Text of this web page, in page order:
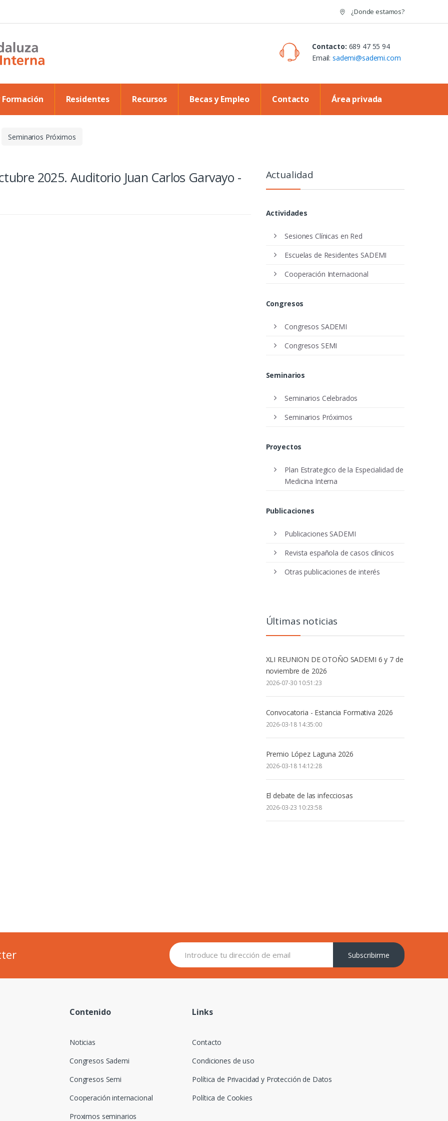
¿Donde estamos?
Contacto: 689 47 55 94
Email:sademi@sademi.com
Residentes Recursos Becas y Empleo Contacto Área privada
Seminarios Próximos
2025. Auditorio Juan Carlos Garvayo - Actualidad
Actividades
Sesiones Clínicas en Red
Escuelas de Residentes SADEMI
Cooperación Internacional
Congresos
Congresos SADEMI
Congresos SEMI
Seminarios
Seminarios Celebrados
Seminarios Próximos
Proyectos
Plan Estrategico de la Especialidad de
Medicina Interna
Publicaciones
Publicaciones SADEMI
Revista española de casos clínicos
Otras publicaciones de interés
Últimas noticias
XLI REUNION DE OTOÑO SADEMI 6 y 7 de
noviembre de 2026
2026-07-30 10:51:23
Convocatoria - Estancia Formativa 2026
2026-03-18 14:35:00
Premio López Laguna 2026
2026-03-18 14:12:28
El debate de las infecciosas
2026-03-23 10:23:58
Subscribirme
Contenido
Noticias
Congresos Sademi
Congresos Semi
Cooperación internacional
Proximos seminarios
Links
Contacto
Condiciones de uso
Política de Privacidad y Protección de Datos
Política de Cookies